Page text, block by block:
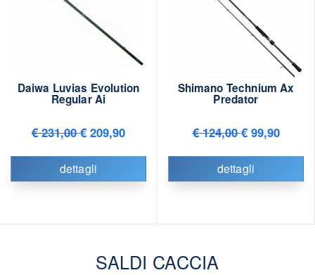
Daiwa Luvias Evolution
Regular Ai
€ 231,00€ 209,90
dettagli
Shimano Technium Ax
Predator
€ 124,00€ 99,90
dettagli
SALDI CACCIA